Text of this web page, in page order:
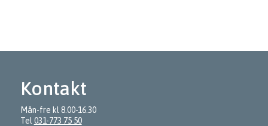
Kontakt
Mån-fre kl 8.00-16.30
Tel 031-773 75 50